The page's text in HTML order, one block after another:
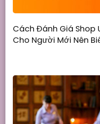
Cách Đánh Giá Shop
Cho Người Mới Nên